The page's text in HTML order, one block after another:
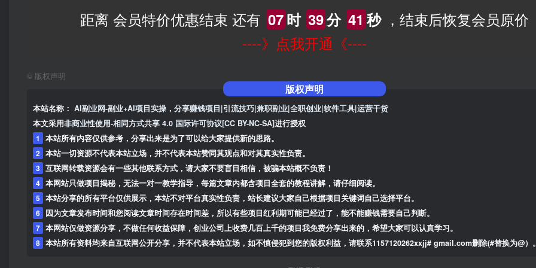
距离 会员特价优惠结束 还有 07时 39分 40 秒，结束后恢复会员原价
----》点我开通《----
© 版权声明
版权声明
本站名称： AI副业网-副业+AI项目实操，分享赚钱项目|引流技巧|兼职副业|全职创业|软件工具|运营干货
本文采用非商业性使用-相同方式共享 4.0 国际许可协议[CC BY-NC-SA]进行授权
1
本站所有内容仅供参考，分享出来是为了可以给大家提供新的思路。
2 本站一切资源不代表本站立场，并不代表本站赞同其观点和对其真实性负责。
3 互联网转载资源会有一些其他联系方式，请大家不要盲目相信，被骗本站概不负责！
4 本网站只做项目揭秘，无法一对一教学指导，每篇文章内都含项目全套的教程讲解，请仔细阅读。
5 本站分享的所有平台仅供展示，本站不对平台真实性负责，站长建议大家自己根据项目关键词自己选择平台。
6 因为文章发布时间和您阅读文章时间存在时间差，所以有些项目红利期可能已经过了，能不能赚钱需要自己判断。
7 本网站仅做资源分享，不做任何收益保障，创业公司上收费几百上千的项目我免费分享出来的，希望大家可以认真学习。
8 本站所有资料均来自互联网公开分享，并不代表本站立场，如不慎侵犯到您的版权利益，请联系1157120262xxjj# gmail.com删除(#替换为@）